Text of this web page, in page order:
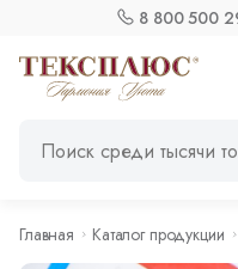
8 800 500
Главная Каталог продукции